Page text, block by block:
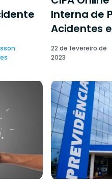
Interna de
Acidentes
22 de fevereiro de
2023